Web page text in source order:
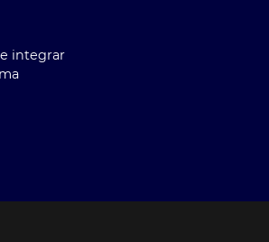
integrar